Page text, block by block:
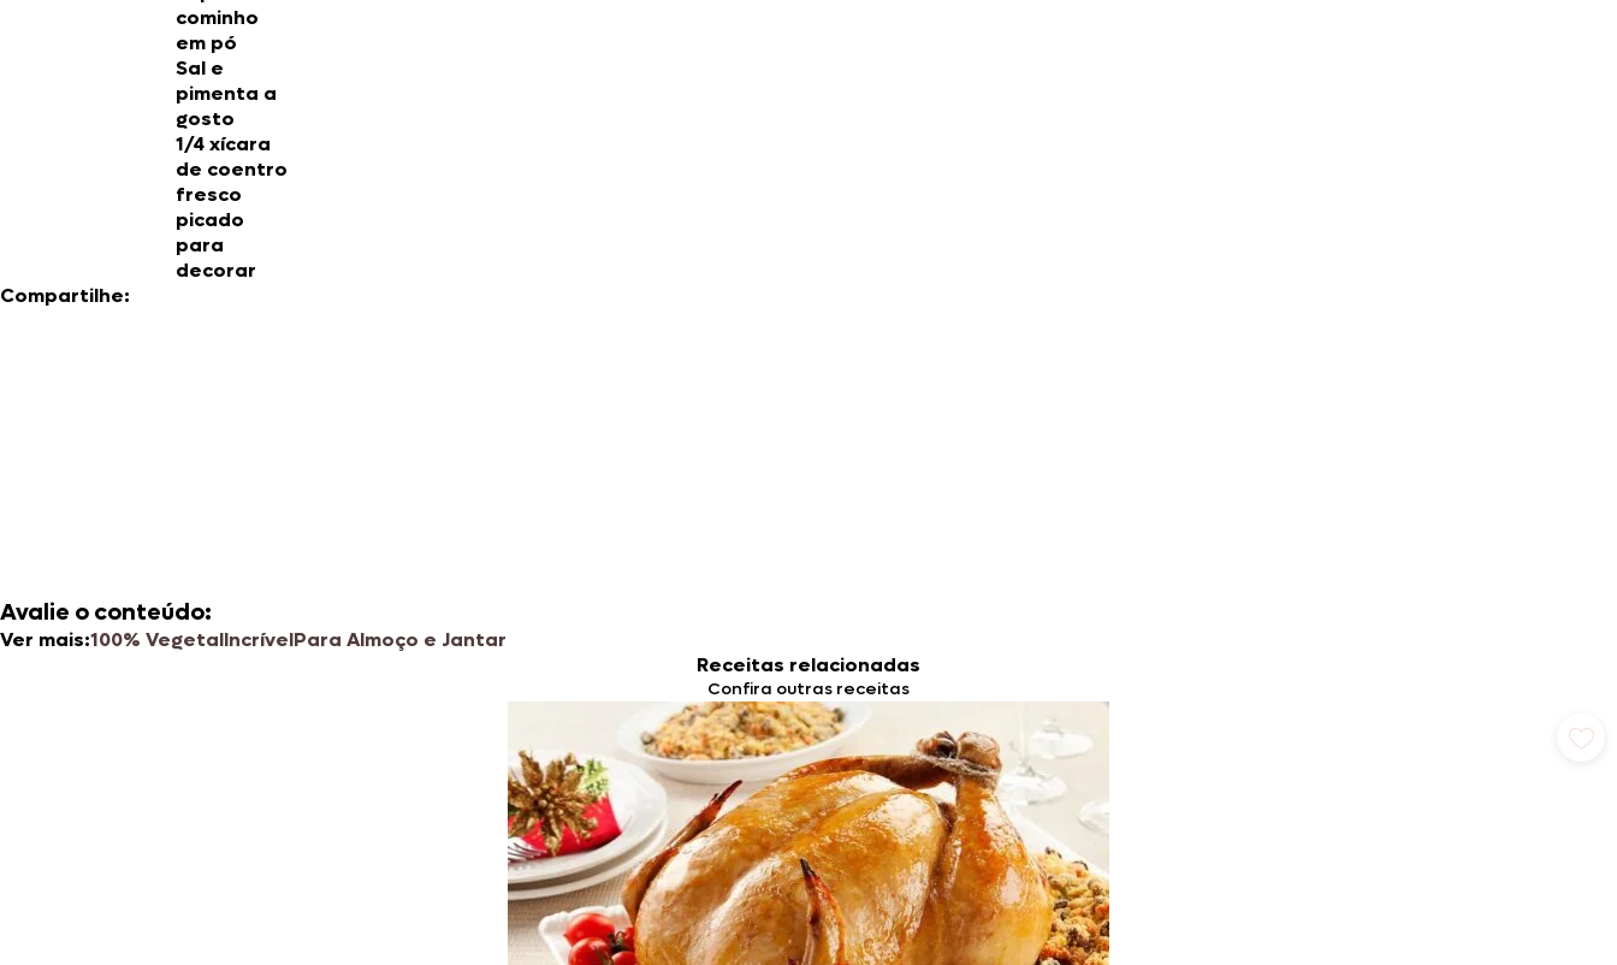
cominho
em pó
Sal e
pimenta a
gosto
1/4 xícara
de coentro
fresco
picado
para
decorar
Compartilhe:
Avalie o conteúdo:
Ver mais:100% VegetalIncrívelPara Almoço e Jantar
Receitas relacionadas
Confira outras receitas